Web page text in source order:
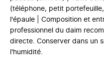
(téléphone, petit
l'épaule | Composition et
professionnel du daim
directe. Conserver dans un
l'humidité.